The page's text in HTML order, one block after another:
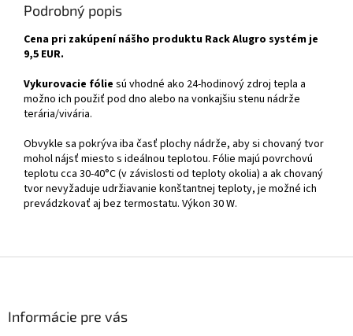
Podrobný popis
Cena pri zakúpení nášho produktu Rack Alugro systém je
9,5 EUR.
Vykurovacie fólie sú vhodné ako 24-hodinový zdroj tepla a
možno ich použiť pod dno alebo na vonkajšiu stenu nádrže
terária/vivária.
Obvykle sa pokrýva iba časť plochy nádrže, aby si chovaný tvor
mohol nájsť miesto s ideálnou teplotou. Fólie majú povrchovú
teplotu cca 30-40°C (v závislosti od teploty okolia) a ak chovaný
tvor nevyžaduje udržiavanie konštantnej teploty, je možné ich
prevádzkovať aj bez termostatu. Výkon 30 W.
Informácie pre vás